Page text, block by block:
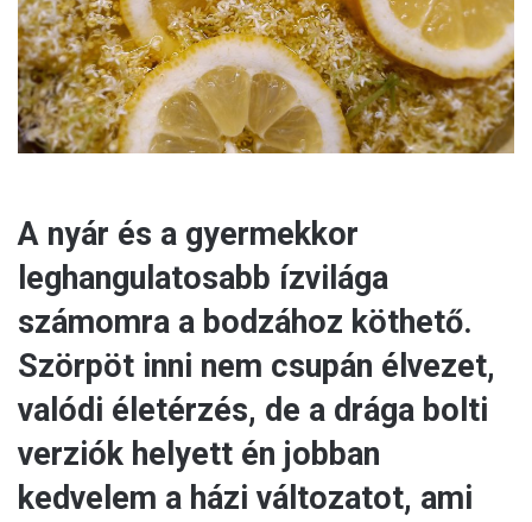
i
l
A nyár és a gyermekkor
leghangulatosabb ízvilága
számomra a bodzához köthető.
Szörpöt inni nem csupán élvezet,
valódi életérzés, de a drága bolti
verziók helyett én jobban
kedvelem a házi változatot, ami